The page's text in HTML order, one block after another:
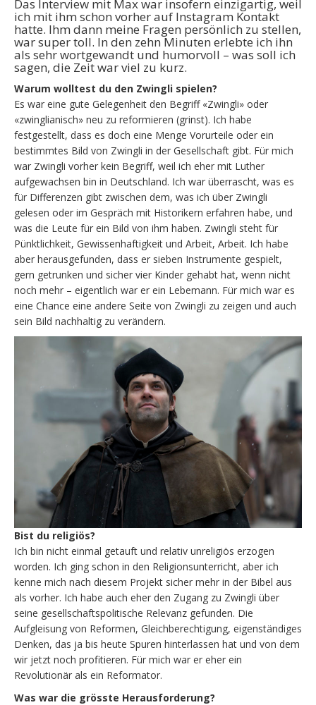
Das Interview mit Max war insofern einzigartig, weil
ich mit ihm schon vorher auf Instagram Kontakt
hatte. Ihm dann meine Fragen persönlich zu stellen,
war super toll. In den zehn Minuten erlebte ich ihn
als sehr wortgewandt und humorvoll – was soll ich
sagen, die Zeit war viel zu kurz.
Warum wolltest du den Zwingli spielen?
Es war eine gute Gelegenheit den Begriff «Zwingli» oder
«zwinglianisch» neu zu reformieren (grinst). Ich habe
festgestellt, dass es doch eine Menge Vorurteile oder ein
bestimmtes Bild von Zwingli in der Gesellschaft gibt. Für mich
war Zwingli vorher kein Begriff, weil ich eher mit Luther
aufgewachsen bin in Deutschland. Ich war überrascht, was es
für Differenzen gibt zwischen dem, was ich über Zwingli
gelesen oder im Gespräch mit Historikern erfahren habe, und
was die Leute für ein Bild von ihm haben. Zwingli steht für
Pünktlichkeit, Gewissenhaftigkeit und Arbeit, Arbeit. Ich habe
aber herausgefunden, dass er sieben Instrumente gespielt,
gern getrunken und sicher vier Kinder gehabt hat, wenn nicht
noch mehr – eigentlich war er ein Lebemann. Für mich war es
eine Chance eine andere Seite von Zwingli zu zeigen und auch
sein Bild nachhaltig zu verändern.
Bist du religiös?
Ich bin nicht einmal getauft und relativ unreligiös erzogen
worden. Ich ging schon in den Religionsunterricht, aber ich
kenne mich nach diesem Projekt sicher mehr in der Bibel aus
als vorher. Ich habe auch eher den Zugang zu Zwingli über
seine gesellschaftspolitische Relevanz gefunden. Die
Aufgleisung von Reformen, Gleichberechtigung, eigenständiges
Denken, das ja bis heute Spuren hinterlassen hat und von dem
wir jetzt noch profitieren. Für mich war er eher ein
Revolutionär als ein Reformator.
Was war die grösste Herausforderung?